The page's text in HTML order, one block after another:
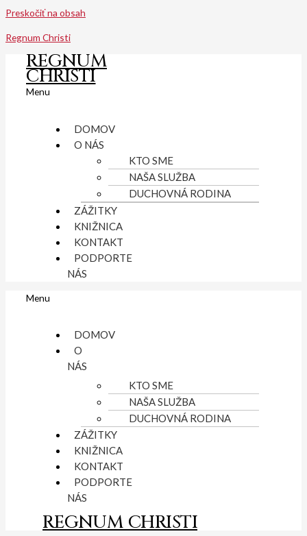
Preskočiť na obsah
Regnum Christi
REGNUM
CHRISTI
Menu
DOMOV
O NÁS
KTO SME
NAŠA SLUŽBA
DUCHOVNÁ RODINA
ZÁŽITKY
KNIŽNICA
KONTAKT
PODPORTE
NÁS
Menu
DOMOV
O
NÁS
KTO SME
NAŠA SLUŽBA
DUCHOVNÁ RODINA
ZÁŽITKY
KNIŽNICA
KONTAKT
PODPORTE
NÁS
REGNUM CHRISTI